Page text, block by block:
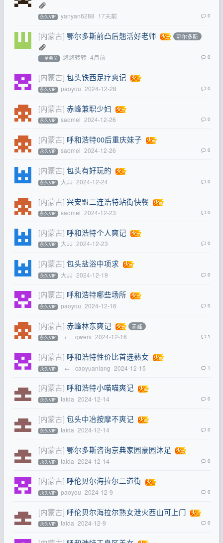
永久VIP yanyan6288 17天前 0
[内蒙古] 鄂尔多斯前凸后翘活好老师 鄂尔多斯
一星会员 悠悠转转 4月前 0
[内蒙古] 包头铁西足疗爽记
永久VIP paoyou 2024-12-28 0
[内蒙古] 赤峰兼职少妇
永久VIP saomei 2024-12-26 0
[内蒙古] 呼和浩特00后重庆妹子
永久VIP saomei 2024-12-26 0
[内蒙古] 包头有好玩的
永久VIP 大JJ 2024-12-24 0
[内蒙古] 兴安盟二连浩特站街快餐
永久VIP saomei 2024-12-23 0
[内蒙古] 呼和浩特个人爽记
永久VIP 大JJ 2024-12-23 0
[内蒙古] 包头盐浴中项求
永久VIP 大JJ 2024-12-19 0
[内蒙古] 呼和浩特哪些场所
永久VIP paoyou 2024-12-16 0
[内蒙古] 赤峰林东爽记 赤峰
永久VIP ← qwerv 2024-12-16 1
[内蒙古] 呼和浩特性价比首选熟女
永久VIP ← caoyuanlang 2024-12-15 1
[内蒙古] 呼和浩特小喵喵爽记
永久VIP taida 2024-12-14 0
[内蒙古] 包头中冶按摩不爽记
永久VIP taida 2024-12-14 0
[内蒙古] 鄂尔多斯咨询京典家园豪园沐足
永久VIP taida 2024-12-14 0
[内蒙古] 呼伦贝尔海拉尔二道街
永久VIP paoyou 2024-12-9 0
[内蒙古] 呼伦贝尔海拉尔熟女泄火西山可上门
永久VIP taida 2024-12-9 0